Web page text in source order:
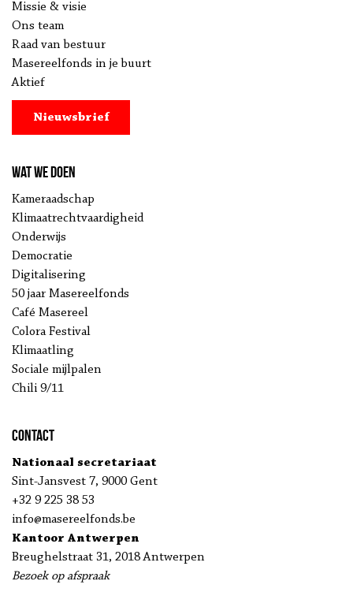
Missie & visie
Ons team
Raad van bestuur
Masereelfonds in je buurt
Aktief
Nieuwsbrief
Wat we doen
Kameraadschap
Klimaatrechtvaardigheid
Onderwijs
Democratie
Digitalisering
50 jaar Masereelfonds
Café Masereel
Colora Festival
Klimaatling
Sociale mijlpalen
Chili 9/11
Contact
Nationaal secretariaat
Sint-Jansvest 7, 9000 Gent
+32 9 225 38 53
info@masereelfonds.be
Kantoor Antwerpen
Breughelstraat 31, 2018 Antwerpen
Bezoek op afspraak